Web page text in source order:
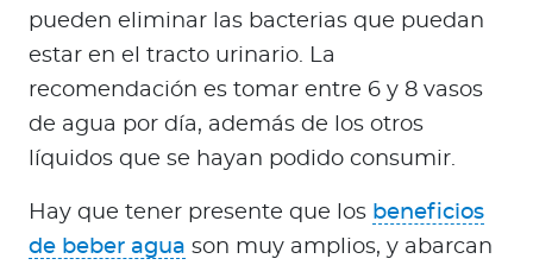
pueden eliminar las bacterias que puedan
estar en el tracto urinario. La
recomendación es tomar entre 6 y 8 vasos
de agua por día, además de los otros
líquidos que se hayan podido consumir.
Hay que tener presente que los beneficios
de beber agua son muy amplios, y abarcan